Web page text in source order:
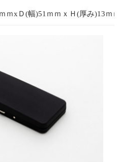
ｍxＤ(幅)51ｍｍｘＨ(厚み)13ｍｍ